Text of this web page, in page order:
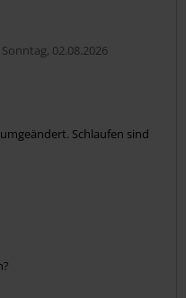
02.08.2026
Schlaufen sind